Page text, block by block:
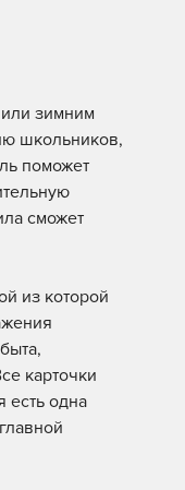
зимним
школьников,
поможет
сможет
из которой
карточки
одна